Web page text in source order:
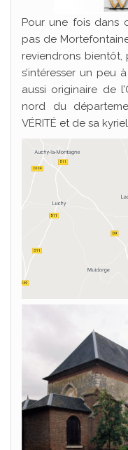
Pour une fois dans
pas de
reviendrons bientôt,
s’intéresser un peu
aussi originaire de
nord du
VÉRITÉ et de sa